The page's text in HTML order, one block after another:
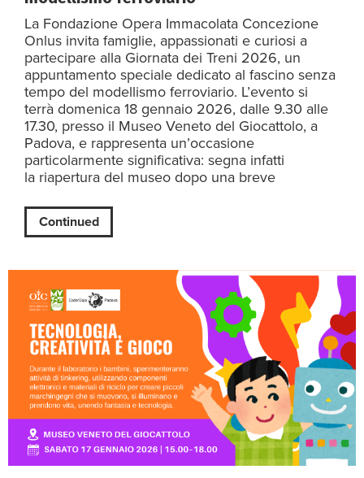
La Fondazione Opera Immacolata Concezione
Onlus invita famiglie, appassionati e curiosi a
partecipare alla Giornata dei Treni 2026, un
appuntamento speciale dedicato al fascino senza
tempo del modellismo ferroviario. L’evento si
terrà domenica 18 gennaio 2026, dalle 9.30 alle
17.30, presso il Museo Veneto del Giocattolo, a
Padova, e rappresenta un’occasione
particolarmente significativa: segna infatti
la riapertura del museo dopo una breve
Continued